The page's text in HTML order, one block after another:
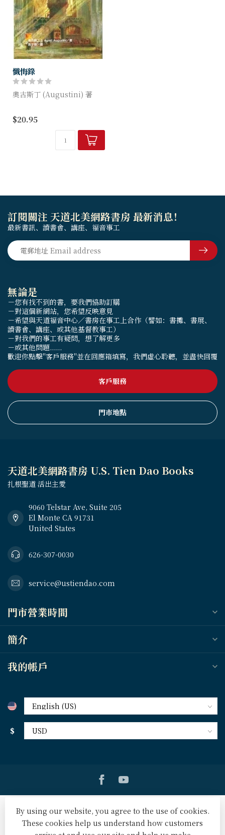
懺悔錄
奧古斯丁 (Augustini) 著
教世界的文豪，在他近百種著
述中，以<懺悔錄>最為著名，
傳誦最廣。在基督教文學中，
$20.95
無論是
－您有找不到的書，要我們協助訂購
－對這個新網站，您希望反映意見
－希望與天道福音中心／書房在事工上合作（譬如：書攤、書展、
讀書會、講座、或其他基督教事工）
－對我們的事工有疑問，想了解更多
－或其他問題......
歡迎你點擊"客戶服務"並在回應箱填寫，我們虛心聆聽，並盡快回覆
客戶服務
門市地點
訂閱關注 天道北美網路書房 最新消息！
最新書訊、讀書會、講座、福音事工
天道北美網路書房 U.S. Tien Dao Books
扎根聖道 活出主愛
9060 Telstar Ave, Suite 205
El Monte CA 91731
United States
626-307-0030
service@ustiendao.com
門市營業時間
簡介
我的帳戶
$
By using our website, you agree to the use of cookies.
These cookies help us understand how customers